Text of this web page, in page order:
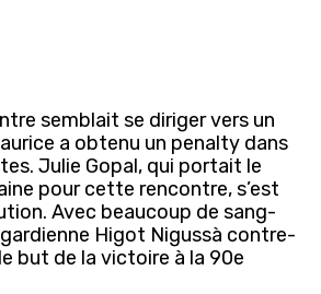
semblait se diriger vers un
a obtenu un penalty dans
Julie Gopal, qui portait le
pour cette rencontre, s’est
Avec beaucoup de sang-
Higot Nigussà contre-
but de la victoire à la 90e